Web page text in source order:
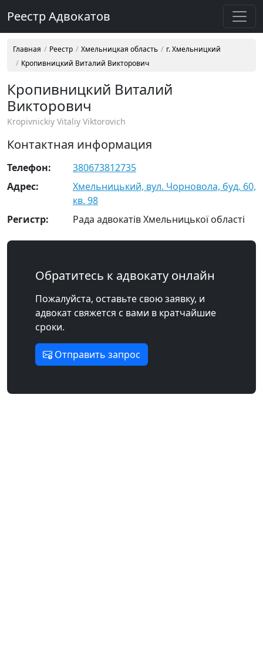
Реестр Адвокатов
Главная Реестр Хмельницкая область
г. Хмельницкий
Кропивницкий Виталий Викторович
Кропивницкий Виталий
Викторович
Kropivnickiy Vitaliy Viktorovich
Контактная информация
Телефон:
380673812735
Адрес:
Хмельницький, вул. Чорновола, буд. 60,
кв. 98
Регистр:
Рада адвокатів Хмельницької області
Обратитесь к адвокату онлайн
Пожалуйста, оставьте свою заявку, и
адвокат свяжется с вами в кратчайшие
сроки.
Отправить запрос